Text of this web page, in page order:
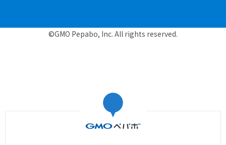
©GMO Pepabo, Inc. All rights reserved.